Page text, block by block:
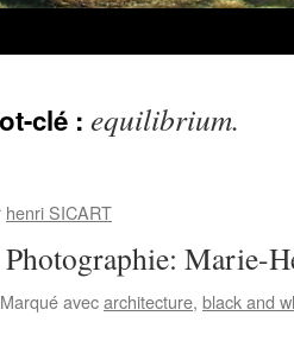
clé : equilibrium.
henri SICART
Marie-
Marqué avecarchitecture, black and